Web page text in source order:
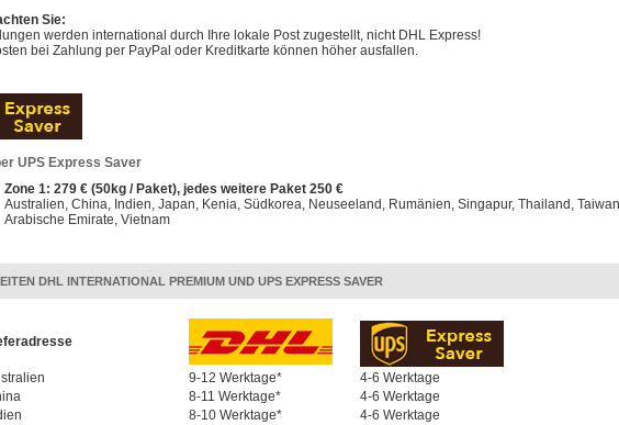
Sie:
werden international durch Ihre lokale Post zugestellt, nicht DHL Express!
bei Zahlung per PayPal oder Kreditkarte können höher ausfallen.
UPS Express Saver
Zone 1: 279 € (50kg / Paket), jedes weitere Paket 250 €
Australien, China, Indien, Japan, Kenia, Südkorea, Neuseeland, Rumänien, Singapur, Thailand,
Arabische Emirate, Vietnam
DHL INTERNATIONAL PREMIUM UND UPS EXPRESS SAVER
9-12 Werktage*
4-6 Werktage
8-11 Werktage*
4-6 Werktage
8-10 Werktage*
4-6 Werktage